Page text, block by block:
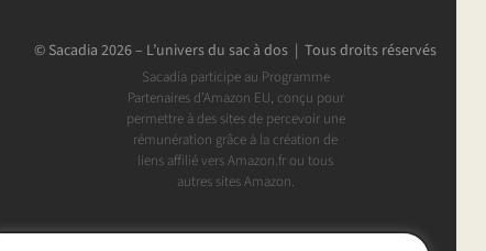
© Sacadia 2026 – L’univers du sac à dos | Tous droits réservés
Sacadia participe au Programme
Partenaires d’Amazon EU, conçu pour
permettre à des sites de percevoir une
rémunération grâce à la création de
liens affilié vers Amazon.fr ou tous
autres sites Amazon.